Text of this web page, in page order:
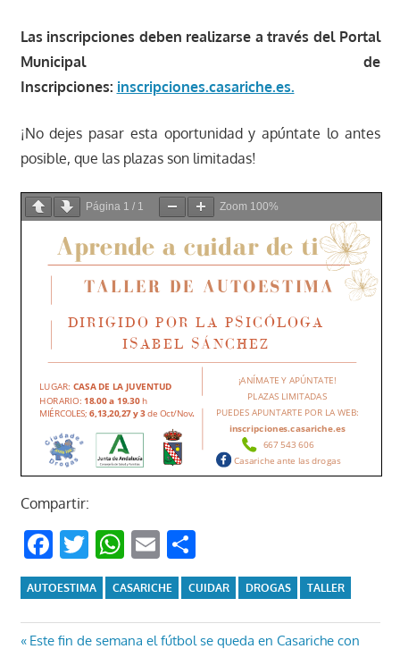
Las inscripciones deben realizarse a través del Portal
Municipal de
Inscripciones: inscripciones.casariche.es.
¡No dejes pasar esta oportunidad y apúntate lo antes
posible, que las plazas son limitadas!
Página 1 / 1 Zoom 100%
Compartir:
Facebook
Twitter
WhatsApp
EmailCompartir
AUTOESTIMA CASARICHE CUIDAR DROGAS TALLER
Entrada
Este fin de semana el fútbol se queda en Casariche con